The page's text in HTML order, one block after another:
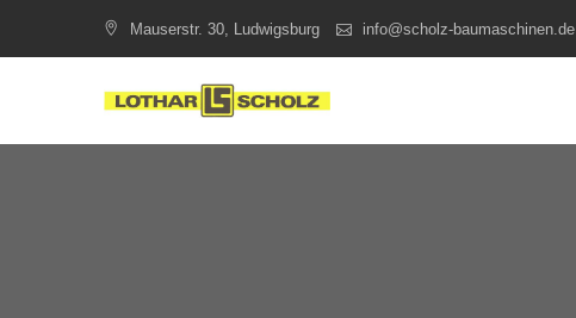
Mauserstr. 30, Ludwigsburg info@scholz-baumaschinen.de